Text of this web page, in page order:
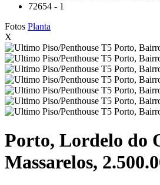
Fotos Planta
X
Porto, Lordelo do
Massarelos,